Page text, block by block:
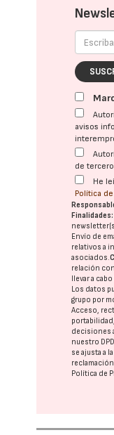
avisos
de
He
Política
Finalidades:
Envío de
relativos a
asociados.
relación
llevar a
Los datos
grupo por
Acceso,
decisiones
nuestro DPD
se ajusta a
Política de